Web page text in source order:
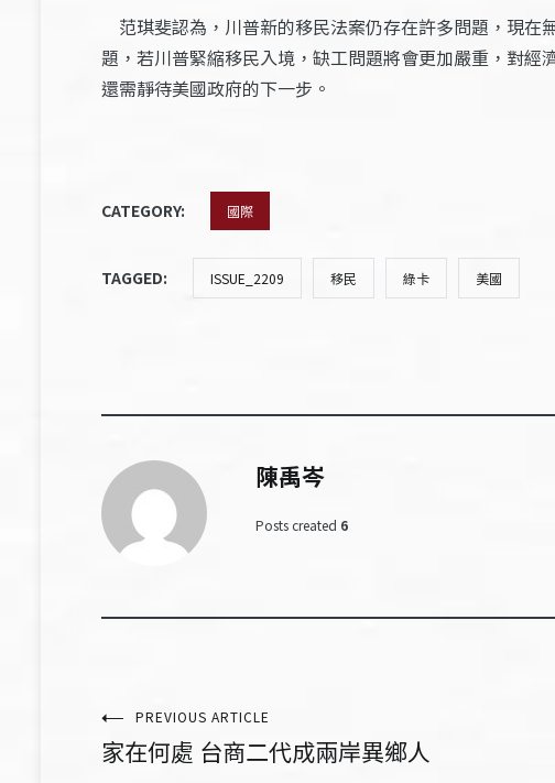
范琪斐認為，川普新的移民法案仍存在許多問題，現在
題，若川普緊縮移民入境，缺工問題將會更加嚴重，對經
還需靜待美國政府的下一步。
CATEGORY: 國際
TAGGED: ISSUE_2209 移民 綠卡 美國
陳禹岑
Posts created 6
文PREVIOUS ARTICLE
家在何處 台商二代成兩岸異鄉人